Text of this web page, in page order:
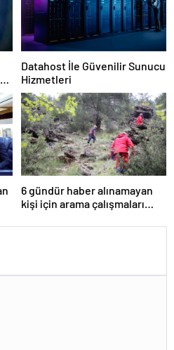
Datahost İle Güvenilir Sunucu
Hizmetleri
6 gündür haber alınamayan
kişi için arama çalışmaları